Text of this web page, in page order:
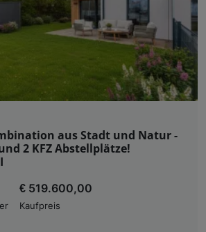
aus Stadt und Natur -
2 KFZ Abstellplätze!
€ 519.600,00
Kaufpreis